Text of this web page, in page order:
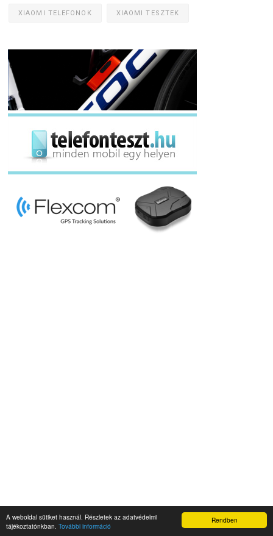
Rendben
A weboldal sütiket használ. Részletek az adatvédelmi
tájékoztatónkban. További információ
XIAOMI TELEFONOK XIAOMI TESZTEK
Napidroid.hu 2019